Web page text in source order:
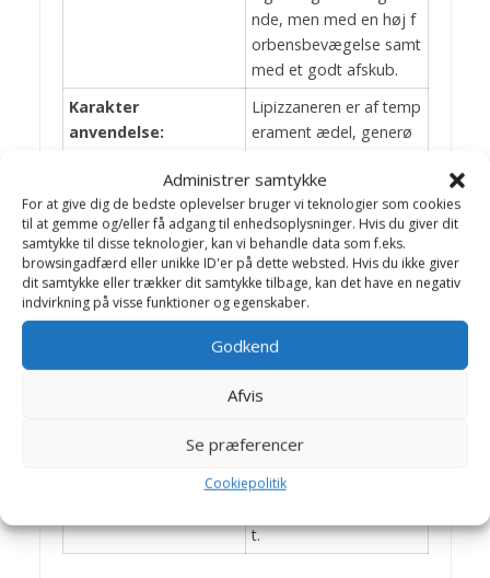
Administrer samtykke
For at give dig de bedste oplevelser bruger vi teknologier som cookies
til at gemme og/eller få adgang til enhedsoplysninger. Hvis du giver dit
samtykke til disse teknologier, kan vi behandle data som f.eks.
browsingadfærd eller unikke ID'er på dette websted. Hvis du ikke giver
dit samtykke eller trækker dit samtykke tilbage, kan det have en negativ
indvirkning på visse funktioner og egenskaber.
Godkend
Afvis
Se præferencer
Cookiepolitik
nde, men med en høj f
orbensbevægelse samt
med et godt afskub.
Karakter
anvendelse:
Lipizzaneren er af temp
erament ædel, generø
id, venlig og samarbejd
svillig. Den har et naturli
gt anlæg for koncentrat
ion med stort talent for
den Høje Skoles samle
de arbejde. Den er udh
til at modstå stress.
En af de mest alsidige
dt som ride, køre, para
t.